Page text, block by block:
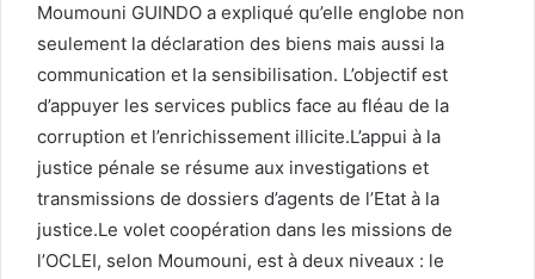
Moumouni GUINDO a expliqué qu’elle englobe non
seulement la déclaration des biens mais aussi la
communication et la sensibilisation. L’objectif est
d’appuyer les services publics face au fléau de la
corruption et l’enrichissement illicite.L’appui à la
justice pénale se résume aux investigations et
transmissions de dossiers d’agents de l’Etat à la
justice.Le volet coopération dans les missions de
l’OCLEI, selon Moumouni, est à deux niveaux : le